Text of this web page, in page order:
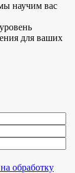
научим вас
для ваших
обработку